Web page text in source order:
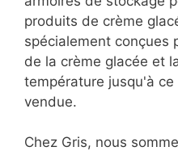
produits de crème
spécialement conçues
de la crème glacée et
température jusqu'à
vendue.
Chez Gris, nous